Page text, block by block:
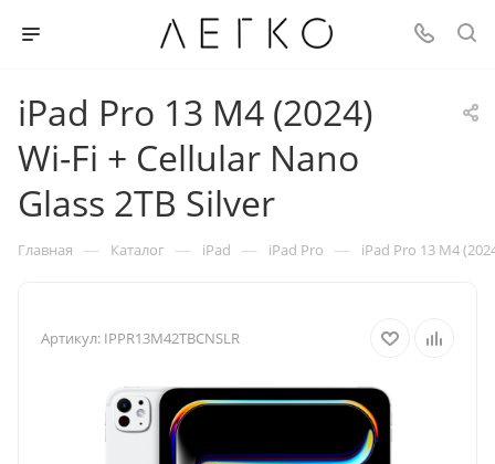
iPad Pro 13 M4 (2024)
Wi-Fi + Cellular Nano
Glass 2TB Silver
Главная — Каталог — iPad — iPad Pro — iPad Pro 13 M4
Артикул: IPPR13M42TBCNSLR